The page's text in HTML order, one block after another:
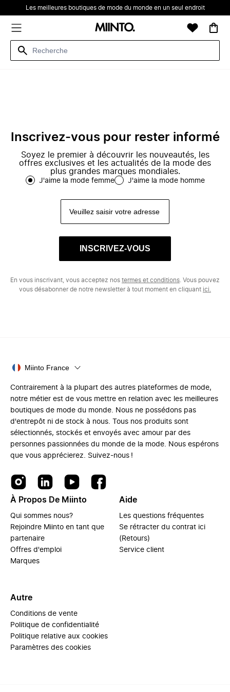
Les meilleures boutiques de mode du monde en un seul endroit
Inscrivez-vous pour rester informé
Soyez le premier à découvrir les nouveautés, les
offres exclusives et les actualités de la mode des
plus grandes marques mondiales.
J'aime la mode femme J'aime la mode homme
INSCRIVEZ-VOUS
En vous inscrivant, vous acceptez nos termes et conditions . Vous pouvez
vous désabonner de notre newsletter à tout moment en cliquant ici.
Miinto France
Contrairement à la plupart des autres plateformes de mode,
notre métier est de vous mettre en relation avec les meilleures
boutiques de mode du monde. Nous ne possédons pas
d'entrepôt ni de stock à nous. Tous nos produits sont
sélectionnés, stockés et envoyés avec amour par des
personnes passionnées du monde de la mode. Nous espérons
que vous apprécierez. Suivez-nous !
À Propos De Miinto
Qui sommes nous?
Rejoindre Miinto en tant que
partenaire
Offres d'emploi
Marques
Aide
Les questions fréquentes
Se rétracter du contrat ici
(Retours)
Service client
Autre
Conditions de vente
Politique de confidentialité
Politique relative aux cookies
Paramètres des cookies